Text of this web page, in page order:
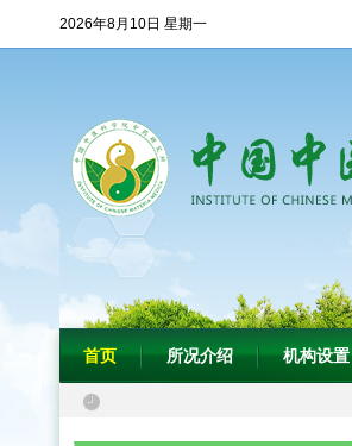
2026年8月10日 星期一
首页 所况介绍 机构设置